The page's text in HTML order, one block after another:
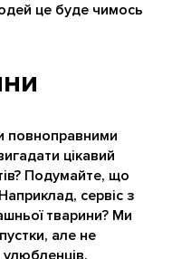
це буде чимось
повноправними
цікавий
Подумайте, що
сервіс з
тварини? Ми
але не